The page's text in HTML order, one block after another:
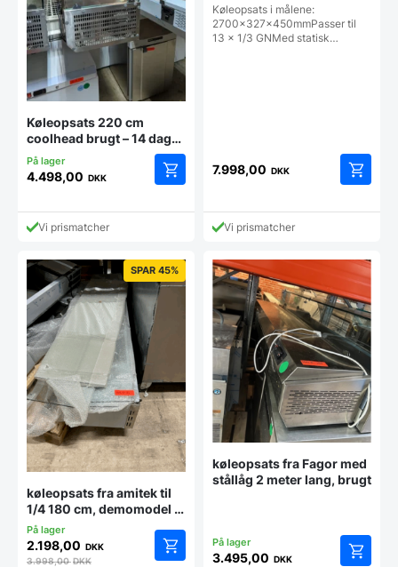
Køleopsats 220 cm
coolhead brugt – 14 dages
garanti. Du kan tilkøbe 12
mdr. for 799 kr.
4.498,00 DKK
Vi prismatcher
Køleopsats i målene:
2700x327x450mmPasser til
13 x 1/3 GNMed statisk…
7.998,00 DKK
Vi prismatcher
SPAR 45%
køleopsats fra amitek til
1/4 180 cm, demomodel –
14 dages garanti. Du kan
tilkøbe 12 mdr. for 799 kr.
2.198,00 DKK
3.998,00DKK
køleopsats fra Fagor med
stållåg 2 meter lang, brugt
3.495,00 DKK